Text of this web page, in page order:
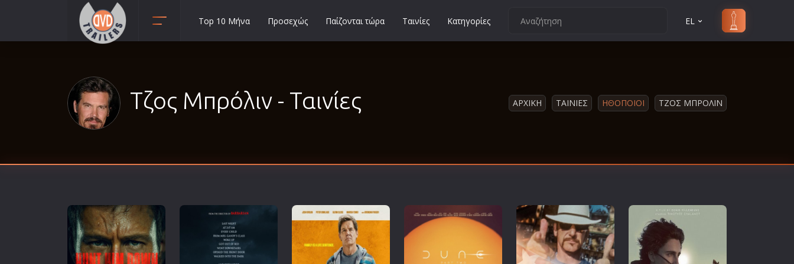
Αισθησιακές
Βιογραφίες
Ελληνικός Κινηματογράφος
Μικρού Μήκους
Μιούζικαλ
Νεανικές
Παιδικές
Περιπέτειες
Πολεμικές
Top 10 Μήνα Προσεχώς Παίζονται τώρα Ταινίες Κατηγορίες EL
Τζος Μπρόλιν - Ταινίες ΑΡΧΙΚΗ ΤΑΙΝΙΕΣ ΗΘΟΠΟΙΟΙ ΤΖΟΣ ΜΠΡΟΛΙΝ